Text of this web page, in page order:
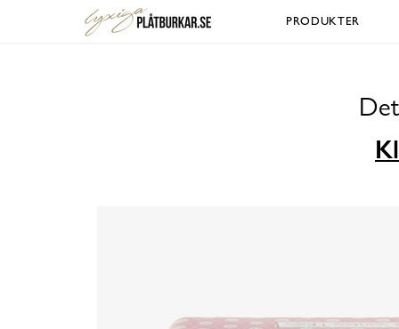
PRODUKTER